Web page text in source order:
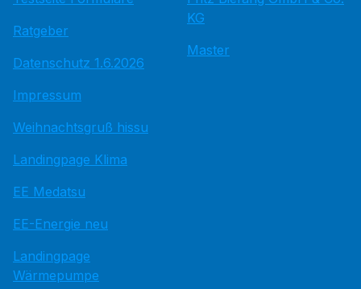
Ratgeber
Datenschutz 1.6.2026
Impressum
Weihnachtsgruß hissu
Landingpage Klima
EE Medatsu
EE-Energie neu
Landingpage
Wärmepumpe
KG
Master